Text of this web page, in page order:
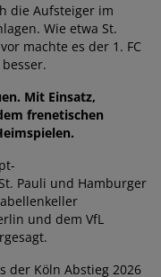
die Aufsteiger im
Wie etwa St.
machte es der 1. FC
Mit Einsatz,
frenetischen
Pauli und Hamburger
und dem VfL
der Köln Abstieg 2026